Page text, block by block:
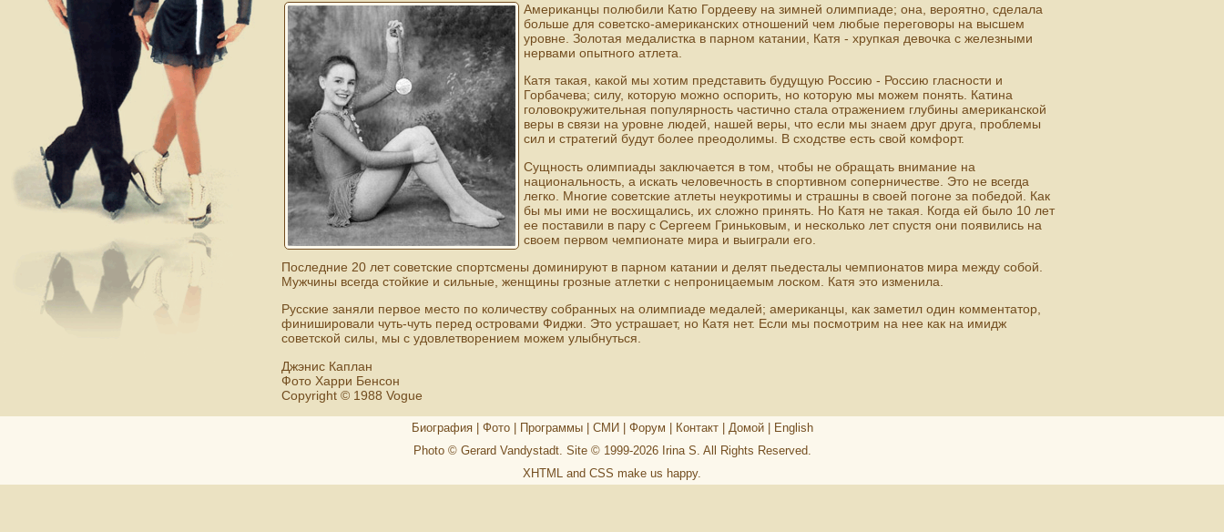
Американцы полюбили Катю Гордееву на зимней олимпиаде; она, вероятно, сделала
больше для советско-американских отношений чем любые переговоры на высшем
уровне. Золотая медалистка в парном катании, Катя - хрупкая девочка с железными
нервами опытного атлета.
Катя такая, какой мы хотим представить будущую Россию - Россию гласности и
Горбачева; силу, которую можно оспорить, но которую мы можем понять. Катина
головокружительная популярность частично стала отражением глубины американской
веры в связи на уровне людей, нашей веры, что если мы знаем друг друга, проблемы
сил и стратегий будут более преодолимы. В сходстве есть свой комфорт.
Сущность олимпиады заключается в том, чтобы не обращать внимание на
национальность, а искать человечность в спортивном соперничестве. Это не всегда
легко. Многие советские атлеты неукротимы и страшны в своей погоне за победой. Как
бы мы ими не восхищались, их сложно принять. Но Катя не такая. Когда ей было 10 лет
ее поставили в пару с Сергеем Гриньковым, и несколько лет спустя они появились на
своем первом чемпионате мира и выиграли его.
Последние 20 лет советские спортсмены доминируют в парном катании и делят пьедесталы чемпионатов мира между собой.
Мужчины всегда стойкие и сильные, женщины грозные атлетки с непроницаемым лоском. Катя это изменила.
Русские заняли первое место по количеству собранных на олимпиаде медалей; американцы, как заметил один комментатор,
финишировали чуть-чуть перед островами Фиджи. Это устрашает, но Катя нет. Если мы посмотрим на нее как на имидж
советской силы, мы с удовлетворением можем улыбнуться.
Джэнис Каплан
Фото Харри Бенсон
Copyright © 1988 Vogue
Биография| Фото| Программы| СМИ Форум Контакт| Домой|
English
Photo © Gerard Vandystadt. Site © 1999-2026 Irina S. All Rights Reserved.
XHTML and CSS make us happy.